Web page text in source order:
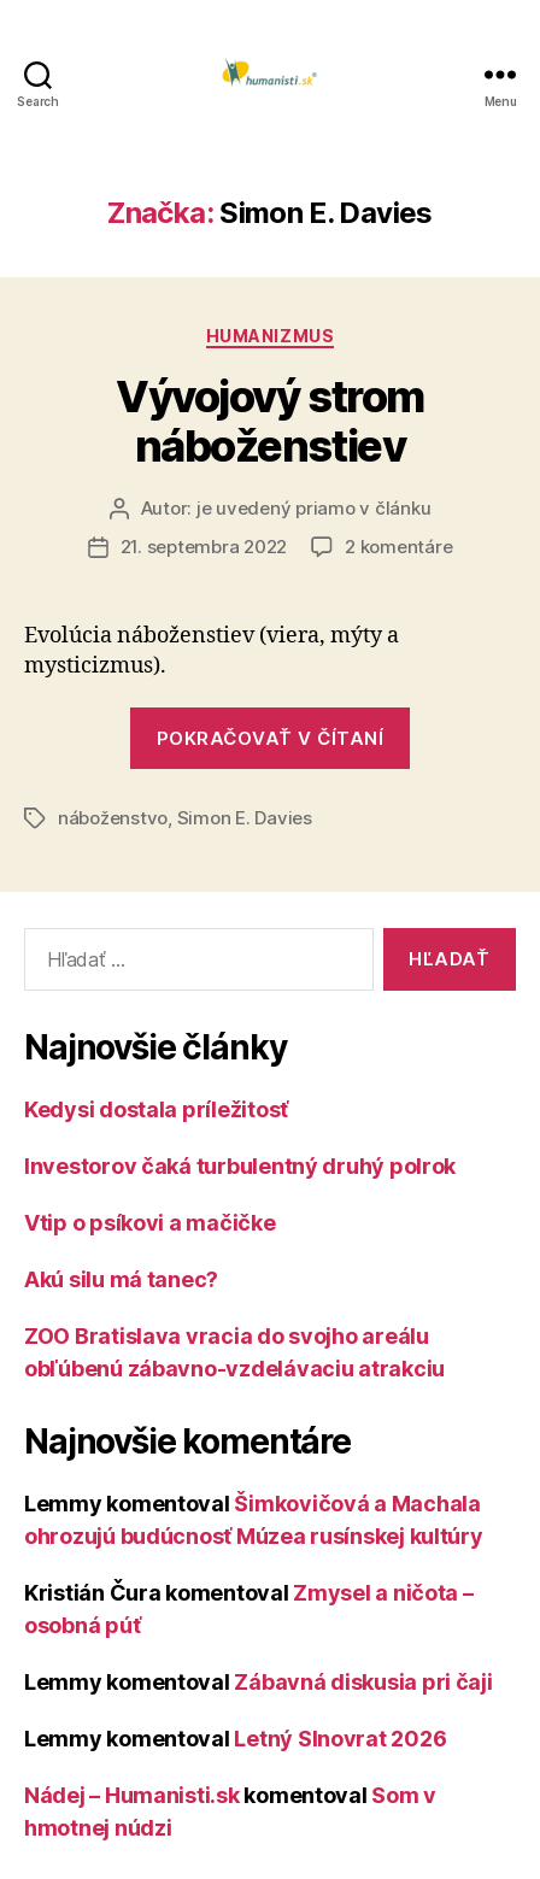
Search Menu
Značka: Simon E. Davies
Kategórie
HUMANIZMUS
Vývojový strom
náboženstiev
Autor
článku
Autor: je uvedený priamo v článku
Dátum
21. septembra 2022 2 komentárena
Evolúcia náboženstiev (viera, mýty a
mysticizmus).
POKRAČOVAŤ V ČÍTANÍ
Značkynáboženstvo, Simon E. Davies
Najnovšie články
Kedysi dostala príležitosť
Investorov čaká turbulentný druhý polrok
Vtip o psíkovi a mačičke
Akú silu má tanec?
ZOO Bratislava vracia do svojho areálu
obľúbenú zábavno-vzdelávaciu atrakciu
Najnovšie komentáre
Lemmy komentoval Šimkovičová a Machala
ohrozujú budúcnosť Múzea rusínskej kultúry
Kristián Čura komentoval Zmysel a ničota –
osobná púť
Lemmy komentoval Zábavná diskusia pri čaji
Lemmy komentoval Letný Slnovrat 2026
Nádej – Humanisti.skkomentoval Som v
hmotnej núdzi